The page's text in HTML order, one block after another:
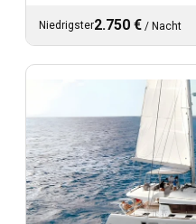
Niedrigster2.750 € / Nacht